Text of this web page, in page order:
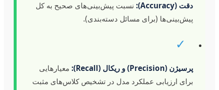
دقت (Accuracy):
نسبت پیش‌بینی‌های صحیح به کل
پیش‌بینی‌ها (برای مسائل دسته‌بندی).
✓
پرسیژن (Precision) و ریکال (Recall):
معیارهایی
برای ارزیابی عملکرد مدل در تشخیص کلاس‌های مثبت